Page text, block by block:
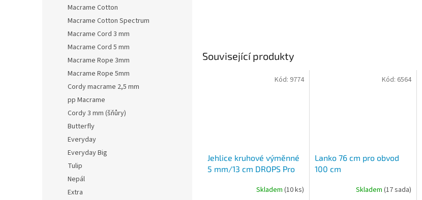
Macrame Cotton
Macrame Cotton Spectrum
Macrame Cord 3 mm
Macrame Cord 5 mm
Macrame Rope 3mm
Macrame Rope 5mm
Cordy macrame 2,5 mm
pp Macrame
Cordy 3 mm (šňůry)
Butterfly
Everyday
Everyday Big
Tulip
Nepál
Extra
Související produkty
Jehlice kruhové výměnné
5 mm/13 cm DROPS Pro
Skladem (10 ks)
Kód: 9774
Lanko 76 cm pro obvod
100 cm
Skladem (17 sada)
Kód: 6564